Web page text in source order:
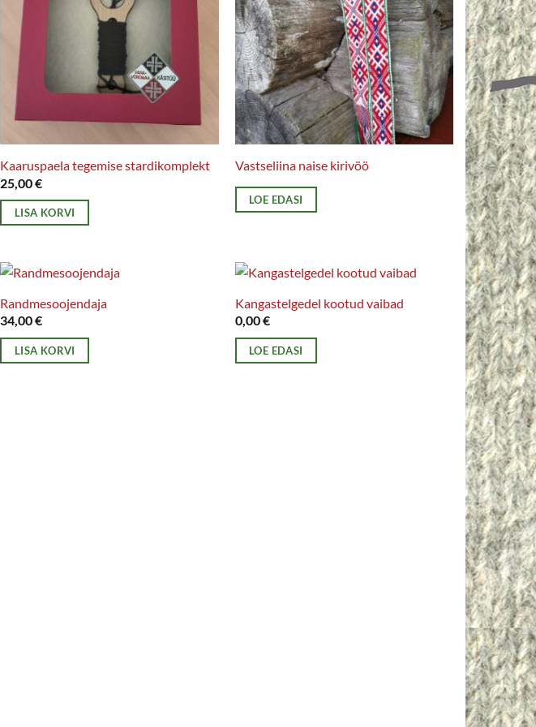
Kaaruspaela tegemise stardikomplekt
25,00€
LISA KORVI
Vastseliina naise kirivöö
LOE EDASI
Randmesoojendaja
34,00€
LISA KORVI
Kangastelgedel kootud vaibad
0,00€
LOE EDASI